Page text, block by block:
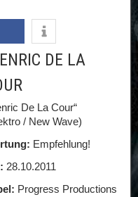
DE LA
De La Cour“
/ New Wave)
Empfehlung!
28.10.2011
Progress Productions